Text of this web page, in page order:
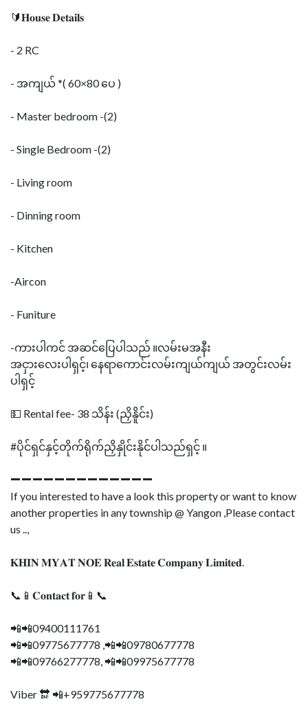
🔰𝐇𝐨𝐮𝐬𝐞 𝐃𝐞𝐭𝐚𝐢𝐥𝐬
- 2 RC
- အကျယ် *( 60×80 ပေ )
- Master bedroom -(2)
- Single Bedroom -(2)
- Living room
- Dinning room
- Kitchen
-Aircon
- Funiture
-ကားပါကင် အဆင်ပြေပါသည် ။လမ်းမအနီး
အငှားလေးပါရှင့်၊ နေရာကောင်းလမ်းကျယ်ကျယ် အတွင်းလမ်း
ပါရှင့်
💵 Rental fee- 38 သိန်း (ညှိနိူင်း)
#ပိုင်ရှင်နှင့်တိုက်ရိုက်ညှိနှိုင်းနိုင်ပါသည်ရှင့် ။
➖➖➖➖➖➖➖➖➖➖➖➖➖
If you interested to have a look this property or want to know
another properties in any township @ Yangon ,Please contact
us ..,
𝐊𝐇𝐈𝐍 𝐌𝐘𝐀𝐓 𝐍𝐎𝐄 𝐑𝐞𝐚𝐥 𝐄𝐬𝐭𝐚𝐭𝐞 𝐂𝐨𝐦𝐩𝐚𝐧𝐲 𝐋𝐢𝐦𝐢𝐭𝐞𝐝.
📞📱𝐂𝐨𝐧𝐭𝐚𝐜𝐭 𝐟𝐨𝐫📱📞
📲📲09400111761
📲📲09775677778 ,📲📲09780677778
📲📲09766277778, 📲📲09975677778
Viber 🔛 📲+959775677778